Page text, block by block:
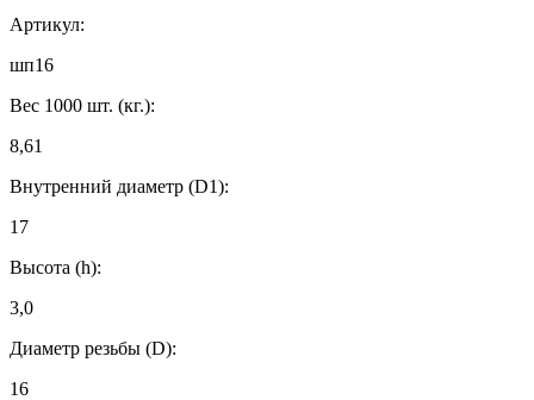
Артикул:
шп16
Вес 1000 шт. (кг.):
8,61
Внутренний диаметр (D1):
17
Высота (h):
3,0
Диаметр резьбы (D):
16